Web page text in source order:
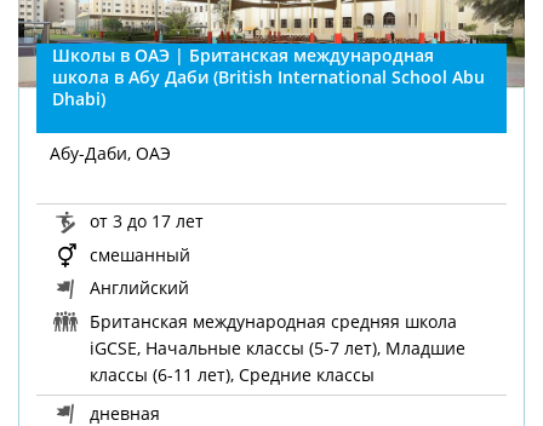
Школы в ОАЭ | Британская международная
школа в Абу Даби (British International School Abu
Dhabi)
Абу-Даби, ОАЭ
от 3 до 17 лет
смешанный
Английский
Британская международная средняя школа
iGCSE, Начальные классы (5-7 лет), Младшие
классы (6-11 лет), Средние классы
дневная